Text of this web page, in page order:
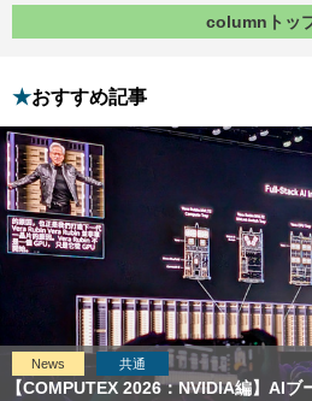
columnトッ
おすすめ記事
News 共通
【COMPUTEX 2026：NVIDIA編】AI